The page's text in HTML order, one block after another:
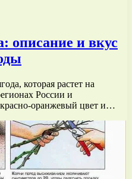
описание и вкус
которая растет на
России и
оранжевый цвет и…